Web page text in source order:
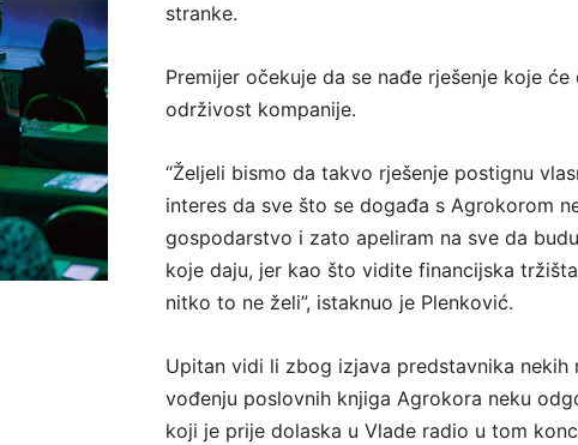
stranke.
Premijer očekuje da se nađe rješenje koje
održivost kompanije.
“Željeli bismo da takvo rješenje postignu
interes da sve što se događa s Agrokorom
gospodarstvo i zato apeliram na sve da
koje daju, jer kao što vidite financijska
nitko to ne želi”, istaknuo je Plenković.
Upitan vidi li zbog izjava predstavnika
vođenju poslovnih knjiga Agrokora neku
koji je prije dolaska u Vlade radio u tom